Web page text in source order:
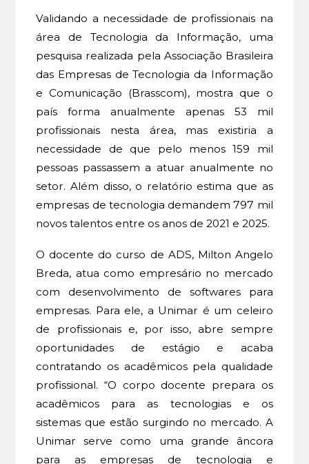
Validando a necessidade de profissionais na
área de Tecnologia da Informação, uma
pesquisa realizada pela Associação Brasileira
das Empresas de Tecnologia da Informação
e Comunicação (Brasscom), mostra que o
país forma anualmente apenas 53 mil
profissionais nesta área, mas existiria a
necessidade de que pelo menos 159 mil
pessoas passassem a atuar anualmente no
setor. Além disso, o relatório estima que as
empresas de tecnologia demandem 797 mil
novos talentos entre os anos de 2021 e 2025.
O docente do curso de ADS, Milton Angelo
Breda, atua como empresário no mercado
com desenvolvimento de softwares para
empresas. Para ele, a Unimar é um celeiro
de profissionais e, por isso, abre sempre
oportunidades de estágio e acaba
contratando os acadêmicos pela qualidade
profissional. “O corpo docente prepara os
acadêmicos para as tecnologias e os
sistemas que estão surgindo no mercado. A
Unimar serve como uma grande âncora
para as empresas de tecnologia e